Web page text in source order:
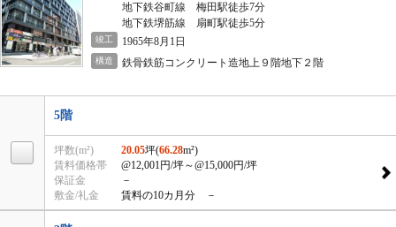
地下鉄谷町線 梅田駅徒歩7分
地下鉄堺筋線 扇町駅徒歩5分
竣工 1965年8月1日
構造 鉄骨鉄筋コンクリート造地上９階地下２階
5階
坪数(m²) 20.05坪(66.28m²)
賃料価格帯
@12,001円/坪～@15,000円/坪
保証金
－
敷金/礼金
賃料の10カ月分 －